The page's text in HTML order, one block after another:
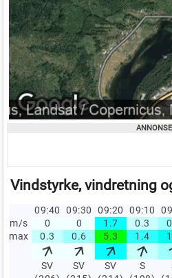
Vindstyrke, vindretning
09:40 09:30 09:20 09:10
m/s
0 0 1.7 0.3
max
0.3 0.6 5.3 1.4
SV
SV
SV
S